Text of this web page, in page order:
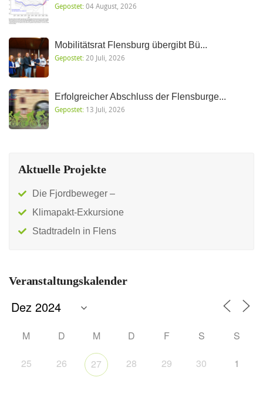
Gepostet:04 August, 2026
Mobilitätsrat Flensburg übergibt Bü...
Gepostet: 20 Juli, 2026
Erfolgreicher Abschluss der Flensburge...
Gepostet: 13 Juli, 2026
Aktuelle Projekte
Die Fjordbeweger –
Klimapakt-Exkursione
Stadtradeln in Flens
Veranstaltungskalender
M D M D F S S
25 26 27 28 29 30 1